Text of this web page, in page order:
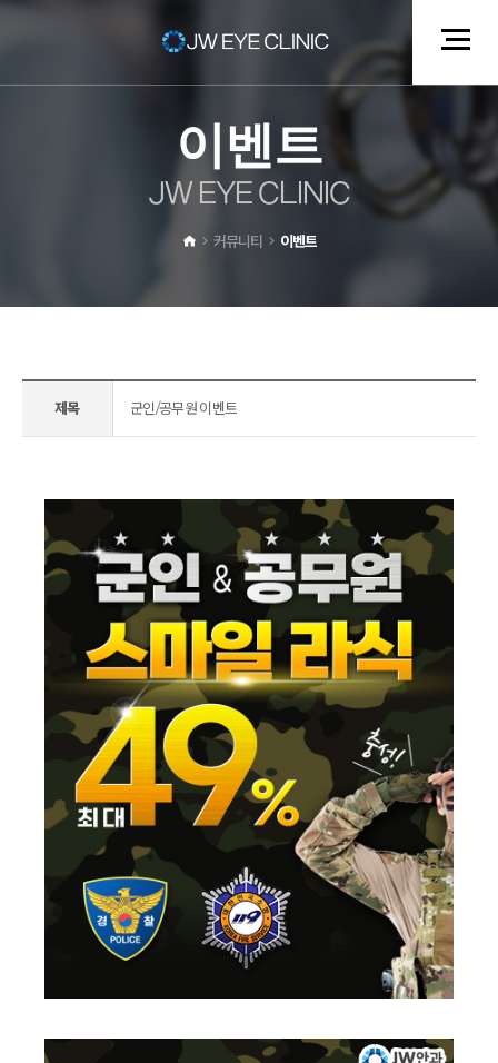
이 벤트
JW EYE CL N C
커뮤니티 이벤트
제목 군인/공무원 이벤트